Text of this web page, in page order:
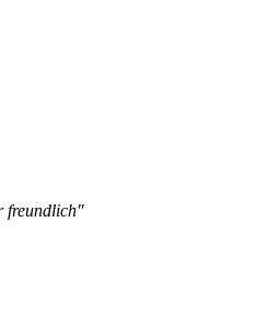
freundlich"